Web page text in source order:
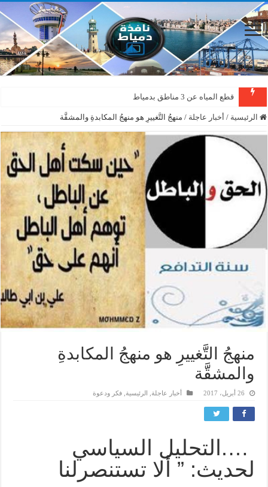
قطع المياه عن 3 مناطق بدمياط
دمياط : سقوط شجرة على الأسلاك الكهربائية بمنطقة المطرى
الرئيسية / أخبار عاجلة / منهجُ التَّغييرِ هو منهجُ المكابدةِ والمشقَّة
منهجُ التَّغييرِ هو منهجُ المكابدةِ
والمشقَّة
26 أبريل، 2017 أخبار عاجلة الرئيسية ,فكر ودعوة
….التحليل السياسي
لحديث: ” ألا تستنصرلنا